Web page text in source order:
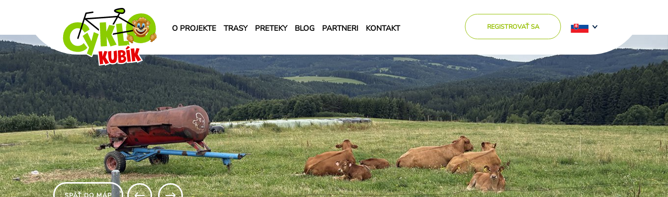
O PROJEKTE TRASY PRETEKY BLOG PARTNERI KONTAKT REGISTROVAŤ SA
SPÄŤ DO MÁP